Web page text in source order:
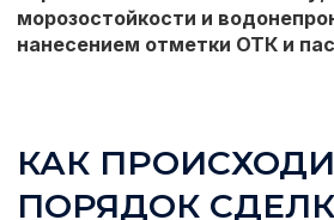
морозостойкости и
нанесением отметки ОТК и
КАК
ПОРЯДОК